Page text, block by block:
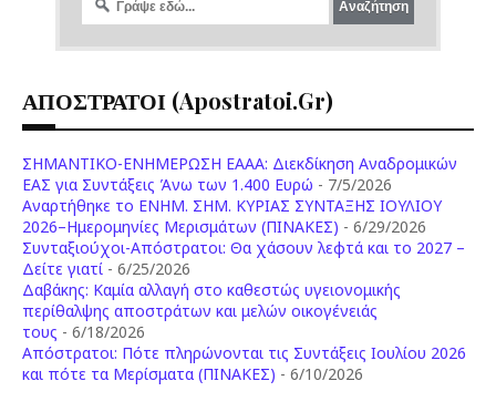
ΑΠΟΣΤΡΑΤΟΙ (apostratoi.gr)
ΣΗΜΑΝΤΙΚΟ-ΕΝΗΜΕΡΩΣΗ ΕΑΑΑ: Διεκδίκηση Αναδρομικών
ΕΑΣ για Συντάξεις Άνω των 1.400 Ευρώ - 7/5/2026
Aναρτήθηκε το ENHM. ΣΗΜ. ΚΥΡΙΑΣ ΣΥΝΤΑΞΗΣ ΙΟΥΛΙΟΥ
2026–Ημερομηνίες Μερισμάτων (ΠΙΝΑΚΕΣ) - 6/29/2026
Συνταξιούχοι-Απόστρατοι: Θα χάσουν λεφτά και το 2027 –
Δείτε γιατί - 6/25/2026
Δαβάκης: Καμία αλλαγή στο καθεστώς υγειονομικής
περίθαλψης αποστράτων και μελών οικογένειάς
τους - 6/18/2026
Aπόστρατοι: Πότε πληρώνονται τις Συντάξεις Ιουλίου 2026
και πότε τα Μερίσματα (ΠΙΝΑΚΕΣ) - 6/10/2026